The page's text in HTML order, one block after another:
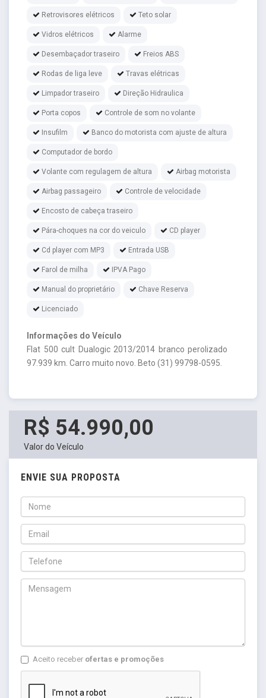
Retrovisores elétricos Teto solar
Vidros elétricos Alarme
Desembaçador traseiro Freios ABS
Rodas de liga leve Travas elétricas
Limpador traseiro Direção Hidraulica
Porta copos Controle de som no volante
Insufilm Banco do motorista com ajuste de altura
Computador de bordo
Volante com regulagem de altura Airbag motorista
Airbag passageiro Controle de velocidade
Encosto de cabeça traseiro
Pára-choques na cor do veiculo CD player
Cd player com MP3 Entrada USB
Farol de milha IPVA Pago
Manual do proprietário Chave Reserva
Licenciado
Informações do Veículo
FIat 500 cult Dualogic 2013/2014 branco perolizado
97.939 km. Carro muito novo. Beto (31) 99798-0595.
R$ 54.990,00
Valor do Veículo
ENVIE SUA PROPOSTA
Aceito receber ofertas e promoções